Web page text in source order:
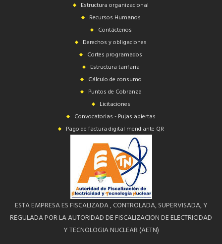
Estructura organizacional
Recursos Humanos
Contáctenos
Derechos y obligaciones
Cortes programados
Estructura tarifaria
Cálculo de consumo
Puntos de Cobranza
Licitaciones
Convocatorias - Pujas abiertas
Pago de factura digital mendiante QR
ESTA EMPRESA ES FISCALIZADA , CONTROLADA, SUPERVISADA, Y
REGULADA POR LA AUTORIDAD DE FISCALIZACION DE ELECTRICIDAD
Y TECNOLOGIA NUCLEAR (AETN)